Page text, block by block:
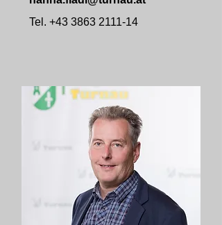
Tel. +43 3863 2111-14